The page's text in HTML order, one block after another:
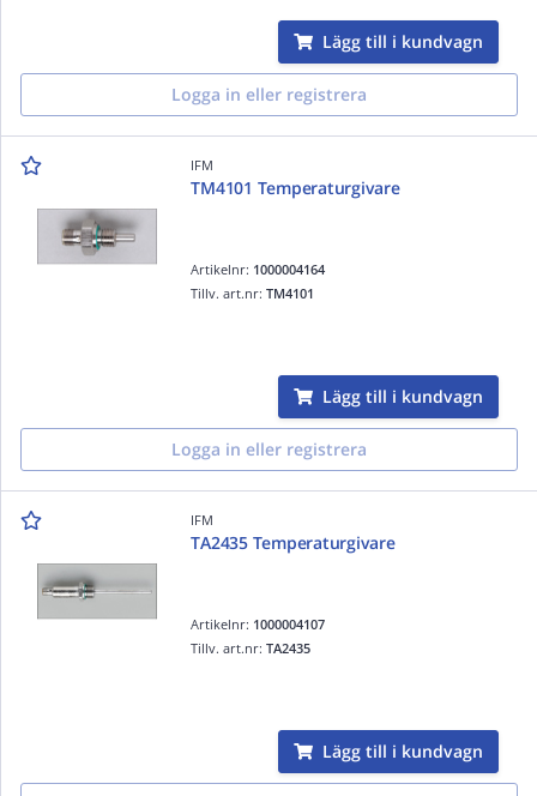
Lägg till i kundvagn
Logga in eller registrera
IFM
TM4101 Temperaturgivare
Artikelnr: 1000004164
Tillv. art.nr:TM4101
Lägg till i kundvagn
Logga in eller registrera
IFM
TA2435 Temperaturgivare
Artikelnr: 1000004107
Tillv. art.nr:TA2435
Lägg till i kundvagn